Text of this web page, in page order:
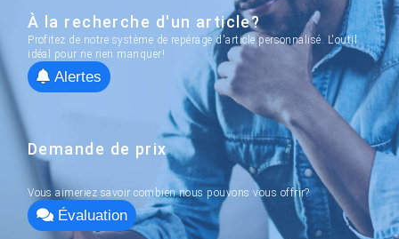
À la recherche d'un article?
Profitez de notre système de repérage d'article personnalisé. L'outil
idéal pour ne rien manquer!
Alertes
Demande de prix
Vous aimeriez savoir combien nous pouvons vous offrir?
Évaluation